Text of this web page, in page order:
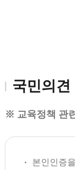
국민의견
※ 교육정책 관
본인인증